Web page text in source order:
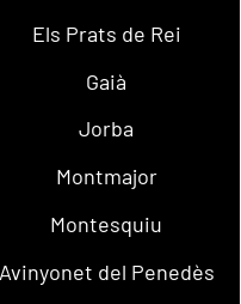
Els Prats de Rei
Gaià
Jorba
Montmajor
Montesquiu
Avinyonet del Penedès